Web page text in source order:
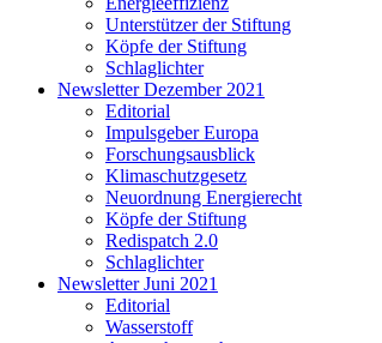
Unterstützer der Stiftung
Köpfe der Stiftung
Schlaglichter
Newsletter Dezember 2021
Editorial
Impulsgeber Europa
Forschungsausblick
Klimaschutzgesetz
Neuordnung Energierecht
Köpfe der Stiftung
Redispatch 2.0
Schlaglichter
Newsletter Juni 2021
Editorial
Wasserstoff